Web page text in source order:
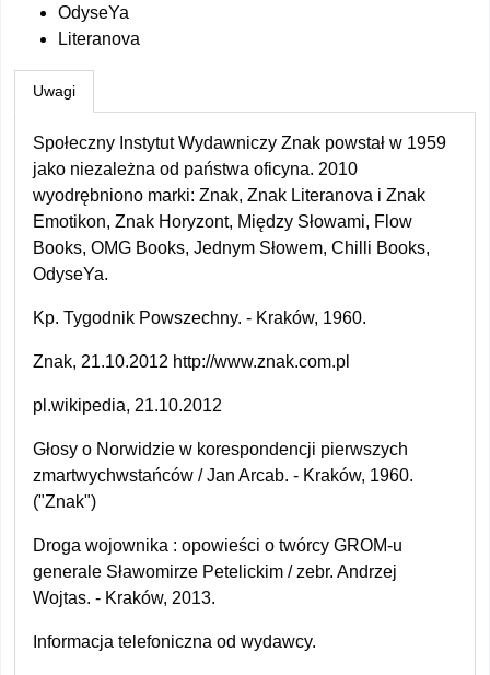
OdyseYa
Literanova
Uwagi
Społeczny Instytut Wydawniczy Znak powstał w 1959
jako niezależna od państwa oficyna. 2010
wyodrębniono marki: Znak, Znak Literanova i Znak
Emotikon, Znak Horyzont, Między Słowami, Flow
Books, OMG Books, Jednym Słowem, Chilli Books,
OdyseYa.
Kp. Tygodnik Powszechny. - Kraków, 1960.
Znak, 21.10.2012 http://www.znak.com.pl
pl.wikipedia, 21.10.2012
Głosy o Norwidzie w korespondencji pierwszych
zmartwychwstańców / Jan Arcab. - Kraków, 1960.
("Znak")
Droga wojownika : opowieści o twórcy GROM-u
generale Sławomirze Petelickim / zebr. Andrzej
Wojtas. - Kraków, 2013.
Informacja telefoniczna od wydawcy.